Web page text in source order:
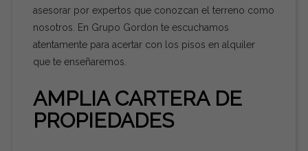
asesorar por expertos que conozcan el terreno como
nosotros. En Grupo Gordon te escuchamos
atentamente para acertar con los pisos en alquiler
que te enseñaremos.
AMPLIA CARTERA DE
PROPIEDADES